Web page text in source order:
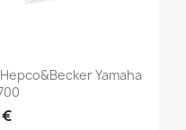
Yamaha